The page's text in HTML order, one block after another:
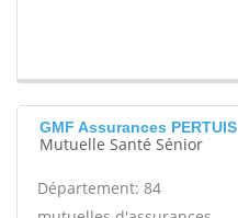
GMF Assurances PERTUIS
Mutuelle Santé Sénior
Département: 84